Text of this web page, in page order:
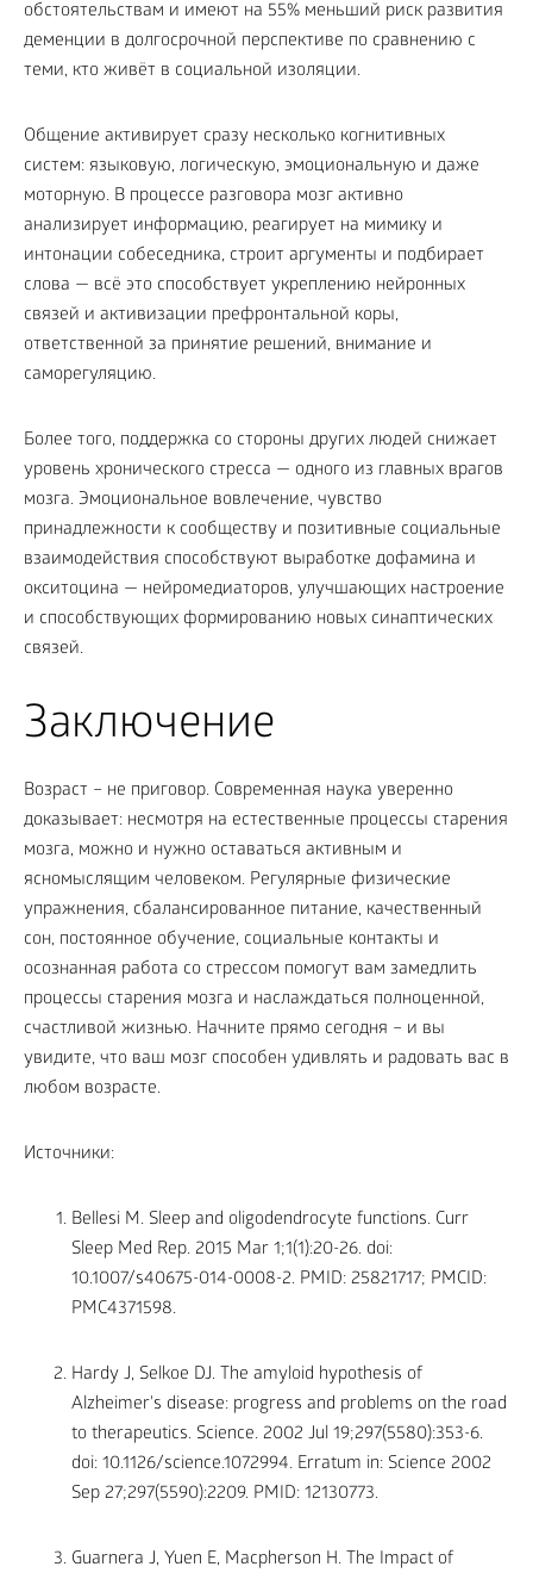
обстоятельствам и имеют на 55% меньший риск развития
деменции в долгосрочной перспективе по сравнению с
теми, кто живёт в социальной изоляции.
Общение активирует сразу несколько когнитивных
систем: языковую, логическую, эмоциональную и даже
моторную. В процессе разговора мозг активно
анализирует информацию, реагирует на мимику и
интонации собеседника, строит аргументы и подбирает
слова — всё это способствует укреплению нейронных
связей и активизации префронтальной коры,
ответственной за принятие решений, внимание и
саморегуляцию.
Более того, поддержка со стороны других людей снижает
уровень хронического стресса — одного из главных врагов
мозга. Эмоциональное вовлечение, чувство
принадлежности к сообществу и позитивные социальные
взаимодействия способствуют выработке дофамина и
окситоцина — нейромедиаторов, улучшающих настроение
и способствующих формированию новых синаптических
связей.
Заключение
Возраст – не приговор. Современная наука уверенно
доказывает: несмотря на естественные процессы старения
мозга, можно и нужно оставаться активным и
ясномыслящим человеком. Регулярные физические
упражнения, сбалансированное питание, качественный
сон, постоянное обучение, социальные контакты и
осознанная работа со стрессом помогут вам замедлить
процессы старения мозга и наслаждаться полноценной,
счастливой жизнью. Начните прямо сегодня – и вы
увидите, что ваш мозг способен удивлять и радовать вас в
любом возрасте.
Источники:
Bellesi M. Sleep and oligodendrocyte functions. Curr
Sleep Med Rep. 2015 Mar 1;1(1):20-26. doi:
10.1007/s40675-014-0008-2. PMID: 25821717; PMCID:
PMC4371598.
Hardy J, Selkoe DJ. The amyloid hypothesis of
Alzheimer's disease: progress and problems on the road
to therapeutics. Science. 2002 Jul 19;297(5580):353-6.
doi: 10.1126/science.1072994. Erratum in: Science 2002
Sep 27;297(5590):2209. PMID: 12130773.
Guarnera J, Yuen E, Macpherson H. The Impact of